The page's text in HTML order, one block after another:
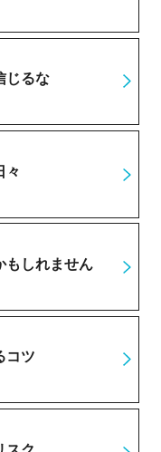
じるな
々
もしれません
コツ